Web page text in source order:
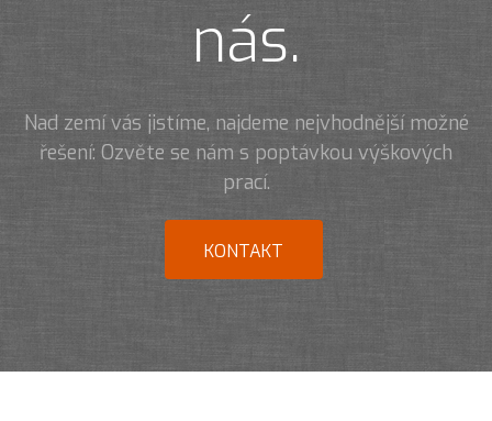
nás.
Nad zemí vás jistíme, najdeme nejvhodnější možné
řešení: Ozvěte se nám s poptávkou výškových
prací.
KONTAKT